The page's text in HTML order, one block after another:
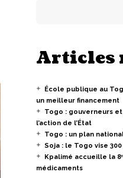
Articles
École publique au
un meilleur financement
Togo : gouverneurs
l’action de l’État
Togo : un plan
Soja : le Togo vise
Kpalimé accueille la
médicaments